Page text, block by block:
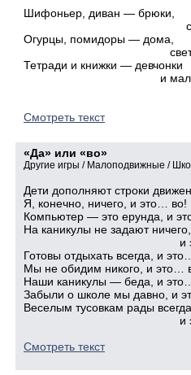
Шифоньер, диван — брюки,
Огурцы, помидоры — дома,
Тетради и книжки — девчонки
и
Смотреть текст
«Да» или «во»
Другие игры / Малоподвижные /
Дети дополняют строки
Я, конечно, ничего, и это… во!
Компьютер — это ерунда, и
На каникулы не задают ничего,
и это…
Готовы отдыхать всегда, и
Мы не обидим никого, и это…
Наши каникулы — беда, и
Забыли о школе мы давно, и
Веселым тусовкам рады
и это…
Смотреть текст